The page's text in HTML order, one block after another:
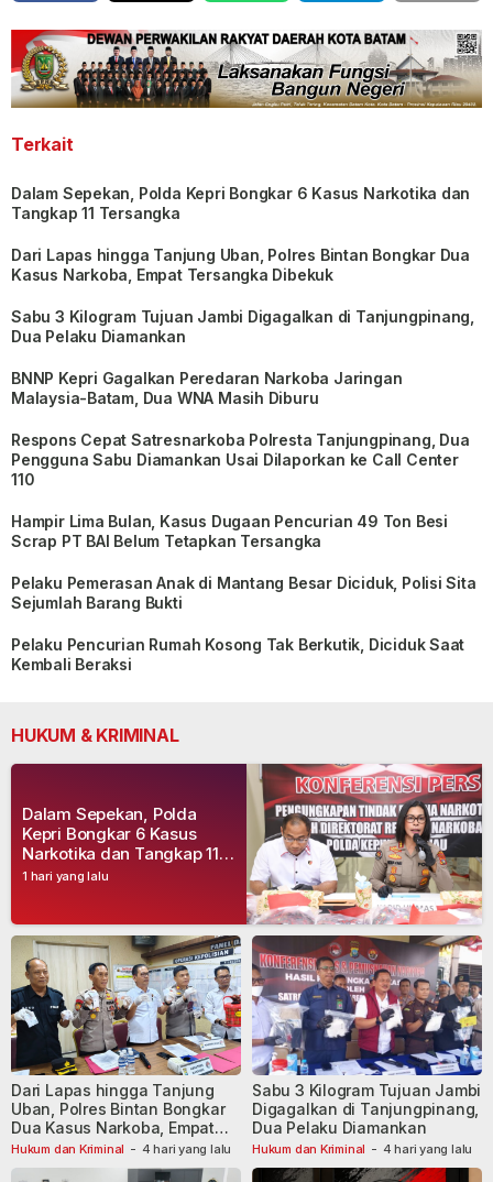
Terkait
Dalam Sepekan, Polda Kepri Bongkar 6 Kasus Narkotika dan
Tangkap 11 Tersangka
Dari Lapas hingga Tanjung Uban, Polres Bintan Bongkar Dua
Kasus Narkoba, Empat Tersangka Dibekuk
Sabu 3 Kilogram Tujuan Jambi Digagalkan di Tanjungpinang,
Dua Pelaku Diamankan
BNNP Kepri Gagalkan Peredaran Narkoba Jaringan
Malaysia-Batam, Dua WNA Masih Diburu
Respons Cepat Satresnarkoba Polresta Tanjungpinang, Dua
Pengguna Sabu Diamankan Usai Dilaporkan ke Call Center
110
Hampir Lima Bulan, Kasus Dugaan Pencurian 49 Ton Besi
Scrap PT BAI Belum Tetapkan Tersangka
Pelaku Pemerasan Anak di Mantang Besar Diciduk, Polisi Sita
Sejumlah Barang Bukti
Pelaku Pencurian Rumah Kosong Tak Berkutik, Diciduk Saat
Kembali Beraksi
HUKUM & KRIMINAL
1 hari yang lalu
Dalam Sepekan, Polda
Kepri Bongkar 6 Kasus
Narkotika dan Tangkap 11
Tersangka
Hukum dan Kriminal - 4 hari yang lalu
Dari Lapas hingga Tanjung
Uban, Polres Bintan Bongkar
Dua Kasus Narkoba, Empat
Tersangka Dibekuk
Hukum dan Kriminal - 4 hari yang lalu
Sabu 3 Kilogram Tujuan Jambi
Digagalkan di Tanjungpinang,
Dua Pelaku Diamankan